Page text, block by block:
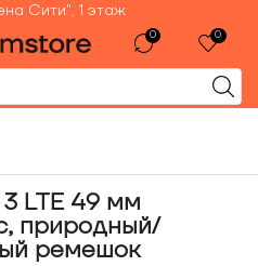
Сити", 1 этаж
0 0
LTE 49 мм
природный/
ремешок